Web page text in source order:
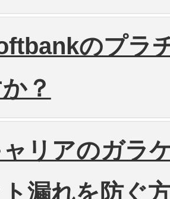
のプラ
？
リアのガラ
ト漏れを防ぐ